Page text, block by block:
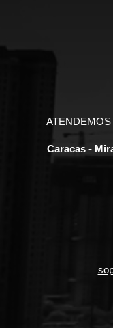
Caracas -